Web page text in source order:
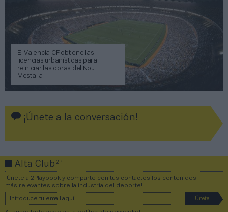
El Valencia CF obtiene las
licencias urbanísticas para
reiniciar las obras del Nou
Mestalla
¡Únete a la conversación!
Alta Club2P
¡Únete a 2Playbook y comparte con tus contactos los contenidos
más relevantes sobre la industria del deporte!